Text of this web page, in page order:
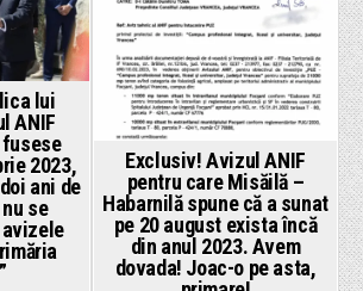
lui
ANIF
2023,
ani de
se
Exclusiv! Avizul ANIF
pentru care Misăilă –
Habarnilă spune că a sunat
pe 20 august exista încă
din anul 2023. Avem
dovada! Joac-o pe asta,